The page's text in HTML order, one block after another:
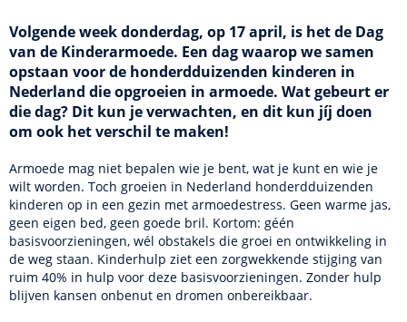
Volgende week donderdag, op 17 april, is het de Dag
van de Kinderarmoede. Een dag waarop we samen
opstaan voor de honderdduizenden kinderen in
Nederland die opgroeien in armoede. Wat gebeurt er
die dag? Dit kun je verwachten, en dit kun jíj doen
om ook het verschil te maken!
Armoede mag niet bepalen wie je bent, wat je kunt en wie je
wilt worden. Toch groeien in Nederland honderdduizenden
kinderen op in een gezin met armoedestress. Geen warme jas,
geen eigen bed, geen goede bril. Kortom: géén
basisvoorzieningen, wél obstakels die groei en ontwikkeling in
de weg staan. Kinderhulp ziet een zorgwekkende stijging van
ruim 40% in hulp voor deze basisvoorzieningen. Zonder hulp
blijven kansen onbenut en dromen onbereikbaar.